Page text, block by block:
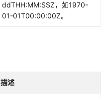
ddTHH:MM:SSZ，如1970-
01-01T00:00:00Z。
描述